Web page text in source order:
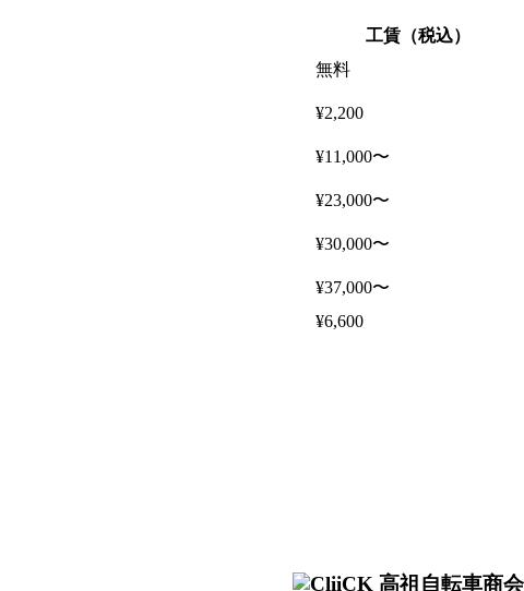
工賃（税込）
無料
¥2,200
¥11,000〜
¥23,000〜
¥30,000〜
¥37,000〜
¥6,600